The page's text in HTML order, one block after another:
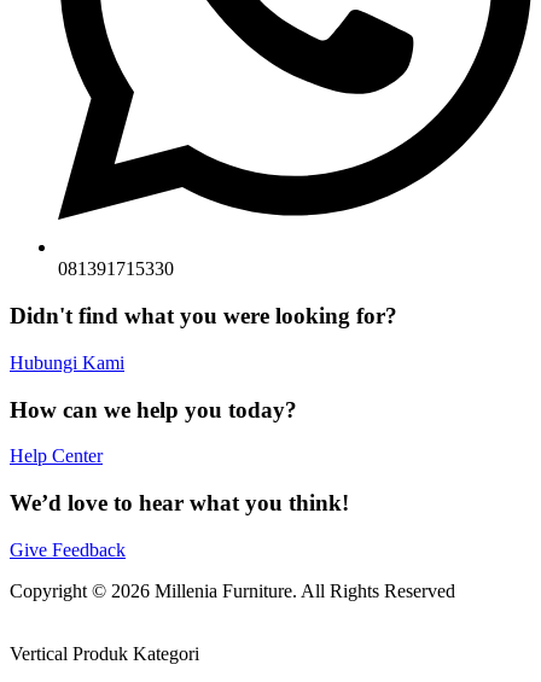
081391715330
Didn't find what you were looking for?
Hubungi Kami
How can we help you today?
Help Center
We’d love to hear what you think!
Give Feedback
Copyright © 2026 Millenia Furniture. All Rights Reserved
Vertical Produk Kategori